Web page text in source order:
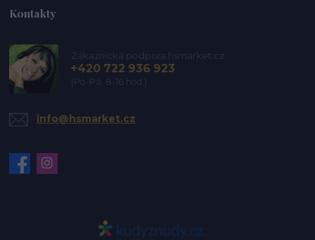
Kontakty
Zákaznická podpora hsmarket.cz
+420 722 936 923
(Po-Pá, 8-16 hod.)
info@hsmarket.cz